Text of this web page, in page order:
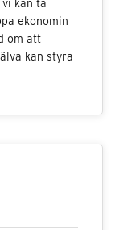
kan ta
ekonomin
om att
kan styra